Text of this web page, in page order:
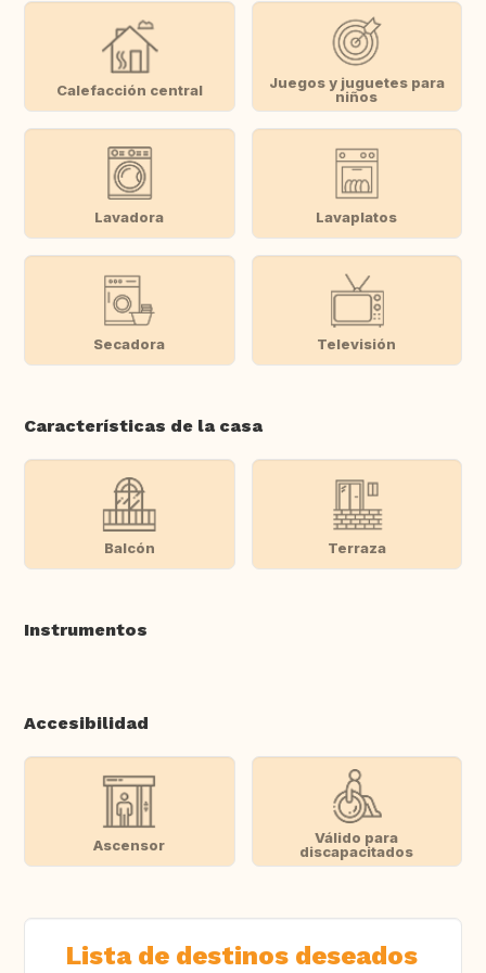
Calefacción central
Juegos y juguetes para
niños
Lavadora Lavaplatos
Secadora Televisión
Características de la casa
Balcón Terraza
Instrumentos
Accesibilidad
Ascensor
Válido para
discapacitados
Lista de destinos deseados